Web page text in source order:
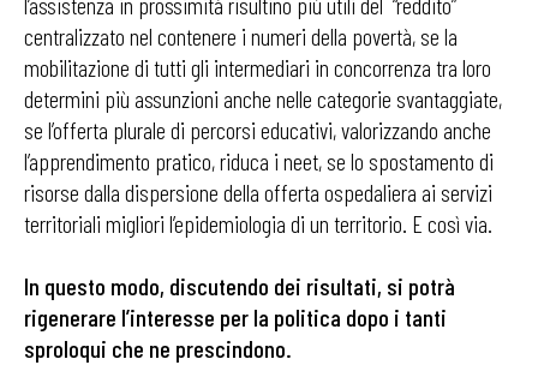
centralizzato nel contenere i numeri della povertà, se la
mobilitazione di tutti gli intermediari in concorrenza tra loro
determini più assunzioni anche nelle categorie svantaggiate,
se l’offerta plurale di percorsi educativi, valorizzando anche
l’apprendimento pratico, riduca i neet, se lo spostamento di
risorse dalla dispersione della offerta ospedaliera ai servizi
territoriali migliori l’epidemiologia di un territorio. E così via.
In questo modo, discutendo dei risultati, si potrà
rigenerare l’interesse per la politica dopo i tanti
sproloqui che ne prescindono.